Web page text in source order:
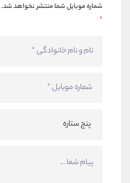
شماره موبایل شما منتشر نخواهد شد.
*